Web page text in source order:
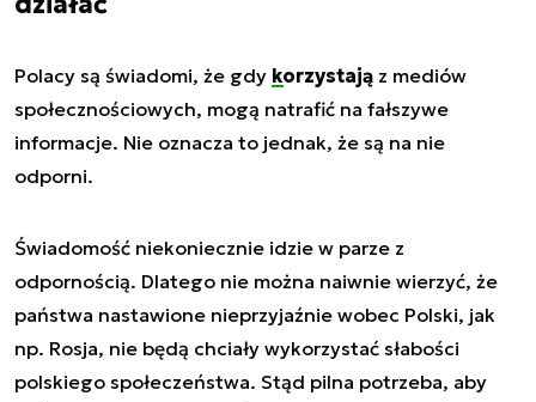
Polacy są świadomi, że gdy korzystają z mediów
społecznościowych, mogą natrafić na fałszywe
informacje. Nie oznacza to jednak, że są na nie
odporni.
Świadomość niekoniecznie idzie w parze z
odpornością. Dlatego nie można naiwnie wierzyć, że
państwa nastawione nieprzyjaźnie wobec Polski, jak
np. Rosja, nie będą chciały wykorzystać słabości
polskiego społeczeństwa. Stąd pilna potrzeba, aby